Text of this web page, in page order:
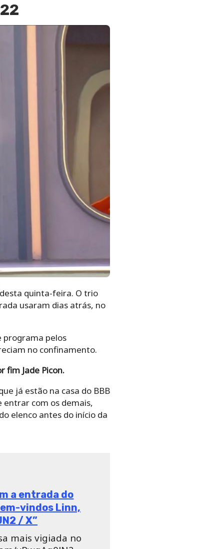
quinta-feira. O trio
usaram dias atrás, no
programa pelos
no confinamento.
fim Jade Picon.
já estão na casa do BBB
entrar com os demais,
elenco antes do início da
a entrada do
vindos Linn,
/ X”
mais vigiada no